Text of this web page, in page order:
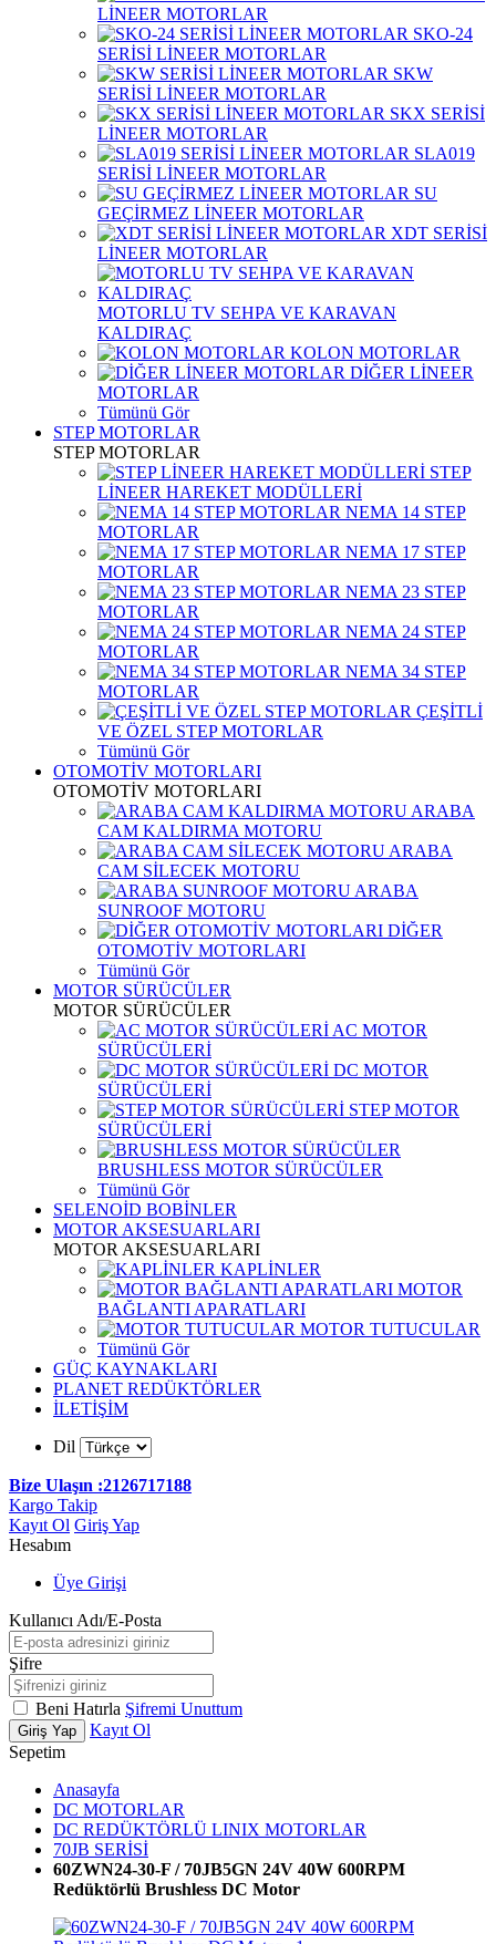
LİNEER MOTORLAR
SKO-24
SERİSİ LİNEER MOTORLAR
SKW
SERİSİ LİNEER MOTORLAR
SKX SERİSİ
LİNEER MOTORLAR
SLA019
SERİSİ LİNEER MOTORLAR
SU
GEÇİRMEZ LİNEER MOTORLAR
XDT SERİSİ
LİNEER MOTORLAR
MOTORLU TV SEHPA VE KARAVAN
KALDIRAÇ
KOLON MOTORLAR
DİĞER LİNEER
MOTORLAR
Tümünü Gör
STEP MOTORLAR
STEP MOTORLAR
STEP
LİNEER HAREKET MODÜLLERİ
NEMA 14 STEP
MOTORLAR
NEMA 17 STEP
MOTORLAR
NEMA 23 STEP
MOTORLAR
NEMA 24 STEP
MOTORLAR
NEMA 34 STEP
MOTORLAR
ÇEŞİTLİ
VE ÖZEL STEP MOTORLAR
Tümünü Gör
OTOMOTİV MOTORLARI
OTOMOTİV MOTORLARI
ARABA
CAM KALDIRMA MOTORU
ARABA
CAM SİLECEK MOTORU
ARABA
SUNROOF MOTORU
DİĞER
OTOMOTİV MOTORLARI
Tümünü Gör
MOTOR SÜRÜCÜLER
MOTOR SÜRÜCÜLER
AC MOTOR
SÜRÜCÜLERİ
DC MOTOR
SÜRÜCÜLERİ
STEP MOTOR
SÜRÜCÜLERİ
BRUSHLESS MOTOR SÜRÜCÜLER
Tümünü Gör
SELENOİD BOBİNLER
MOTOR AKSESUARLARI
MOTOR AKSESUARLARI
KAPLİNLER
MOTOR
BAĞLANTI APARATLARI
MOTOR TUTUCULAR
Tümünü Gör
GÜÇ KAYNAKLARI
PLANET REDÜKTÖRLER
İLETİŞİM
Dil
Bize Ulaşın :2126717188
Kargo Takip
Kayıt Ol Giriş Yap
Hesabım
Üye Girişi
Kullanıcı Adı/E-Posta
Şifre
Beni Hatırla Şifremi Unuttum
Giriş Yap
Kayıt Ol
Sepetim
Anasayfa
DC MOTORLAR
DC REDÜKTÖRLÜ LINIX MOTORLAR
70JB SERİSİ
60ZWN24-30-F / 70JB5GN 24V 40W 600RPM
Redüktörlü Brushless DC Motor